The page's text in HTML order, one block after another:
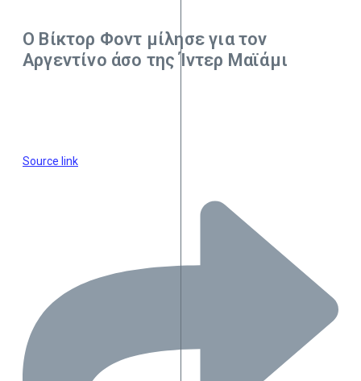
Ο Βίκτορ Φοντ μίλησε για τον
Αργεντίνο άσο της Ίντερ Μαϊάμι
Source link